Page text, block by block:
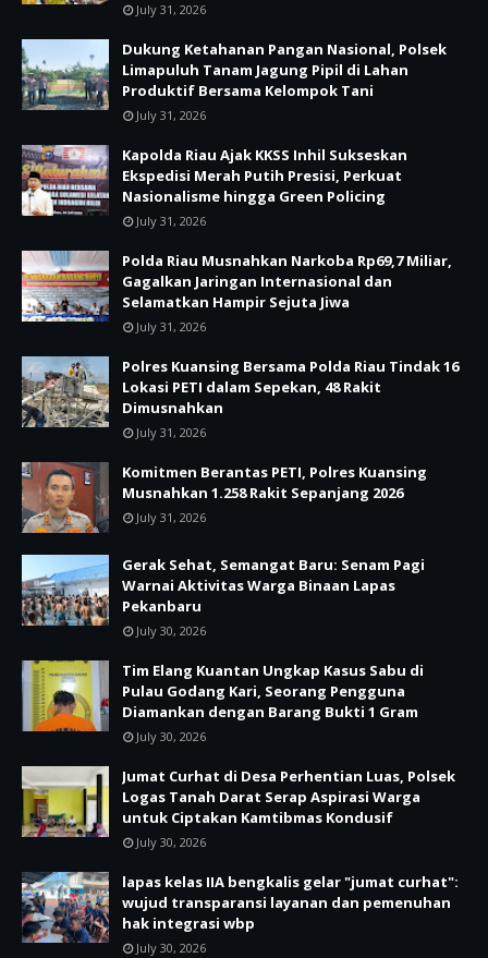
July 31, 2026
Dukung Ketahanan Pangan Nasional, Polsek
Limapuluh Tanam Jagung Pipil di Lahan
Produktif Bersama Kelompok Tani
July 31, 2026
Kapolda Riau Ajak KKSS Inhil Sukseskan
Ekspedisi Merah Putih Presisi, Perkuat
Nasionalisme hingga Green Policing
July 31, 2026
Polda Riau Musnahkan Narkoba Rp69,7 Miliar,
Gagalkan Jaringan Internasional dan
Selamatkan Hampir Sejuta Jiwa
July 31, 2026
Polres Kuansing Bersama Polda Riau Tindak 16
Lokasi PETI dalam Sepekan, 48 Rakit
Dimusnahkan
July 31, 2026
Komitmen Berantas PETI, Polres Kuansing
Musnahkan 1.258 Rakit Sepanjang 2026
July 31, 2026
Gerak Sehat, Semangat Baru: Senam Pagi
Warnai Aktivitas Warga Binaan Lapas
Pekanbaru
July 30, 2026
Tim Elang Kuantan Ungkap Kasus Sabu di
Pulau Godang Kari, Seorang Pengguna
Diamankan dengan Barang Bukti 1 Gram
July 30, 2026
Jumat Curhat di Desa Perhentian Luas, Polsek
Logas Tanah Darat Serap Aspirasi Warga
untuk Ciptakan Kamtibmas Kondusif
July 30, 2026
lapas kelas IIA bengkalis gelar "jumat curhat":
wujud transparansi layanan dan pemenuhan
hak integrasi wbp
July 30, 2026